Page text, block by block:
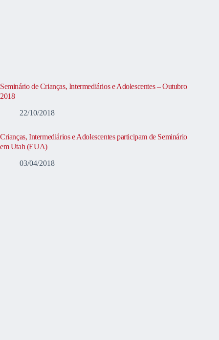
Seminário de Crianças, Intermediários e Adolescentes – Outubro
2018
22/10/2018
Crianças, Intermediários e Adolescentes participam de Seminário
em Utah (EUA)
03/04/2018